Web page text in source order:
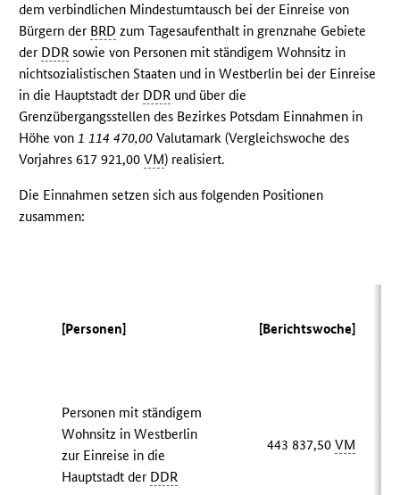
dem verbindlichen Mindestumtausch bei der Einreise von
Bürgern der BRD zum Tagesaufenthalt in grenznahe Gebiete
der DDR sowie von Personen mit ständigem Wohnsitz in
nichtsozialistischen Staaten und in Westberlin bei der Einreise
in die Hauptstadt der DDR und über die
Grenzübergangsstellen des Bezirkes Potsdam Einnahmen in
Höhe von1 114 470,00 Valutamark (Vergleichswoche des
Vorjahres 617 921,00VM) realisiert.
Die Einnahmen setzen sich aus folgenden Positionen
zusammen:
[Personen] [Berichtswoche]
Personen mit ständigem
Wohnsitz in Westberlin
zur Einreise in die
Hauptstadt der DDR
443 837,50VM